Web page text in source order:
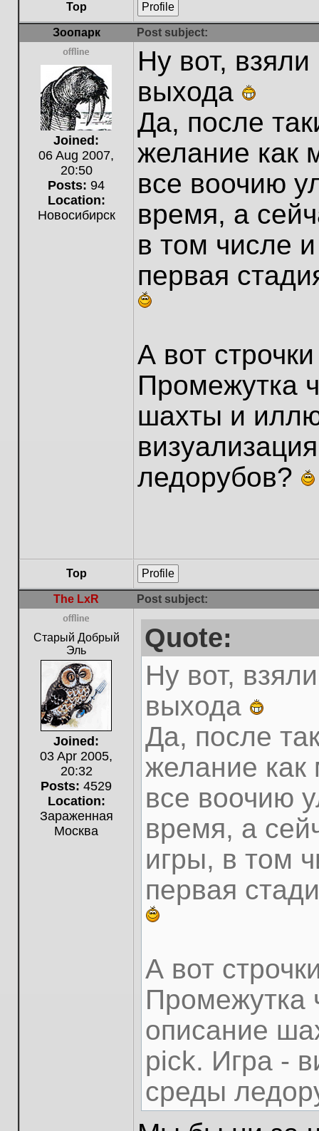
Top Profile
Зоопарк Post subject:
Offline
Joined:
06 Aug 2007,
20:50
Posts: 94
Location:
Новосибирск
Ну вот,
выхода
Да, после
желание как
все воочию
время, а
в том числе
первая
А вот
Промежутка
шахты и
ледорубов?
Top Profile
The LxR Post subject:
Offline
Старый Добрый
Эль
Joined:
03 Apr 2005,
20:32
Posts: 4529
Location:
Зараженная
Москва
Quote:
Ну вот,
выхода
Да, после
желание как
все воочию
время, а
игры, в том
первая
А вот
Промежутка
описание
pick. Игра -
среды